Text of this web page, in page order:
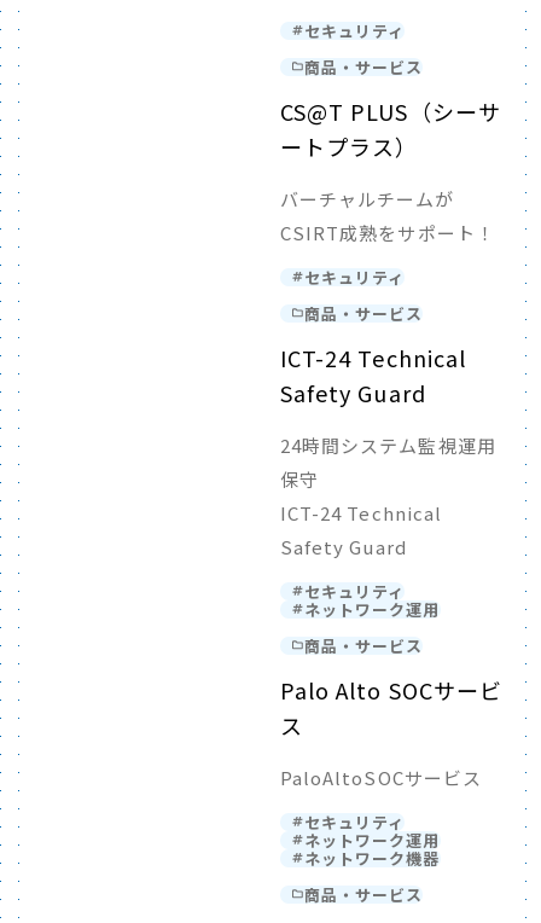
セキュリティ
商品・サービス
CS@T PLUS（シーサ
ートプラス）
バーチャルチームが
CSIRT成熟をサポート！
セキュリティ
商品・サービス
ICT-24 Technical
Safety Guard
24時間システム監視運用
保守
ICT-24 Technical
Safety Guard
セキュリティ
ネットワーク運用
商品・サービス
Palo Alto SOCサービ
ス
PaloAltoSOCサービス
セキュリティ
ネットワーク運用
ネットワーク機器
商品・サービス